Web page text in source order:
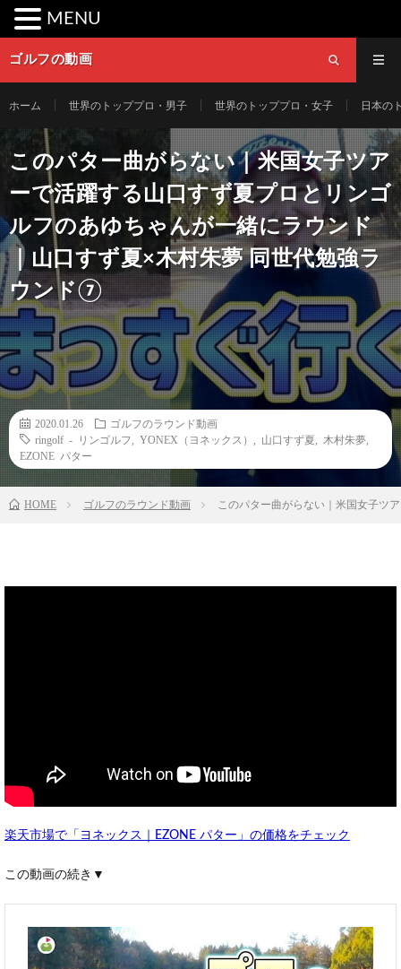
ゴルフの動画
ホーム 世界のトッププロ・男子 世界のトッププロ・女子 日本の
このパター曲がらない｜米国女子ツア
ーで活躍する山口すず夏プロとリンゴ
ルフのあゆちゃんが一緒にラウンド
｜山口すず夏×木村朱夢 同世代勉強ラ
ウンド⑦
2020.01.26
ゴルフのラウンド動画
ringolf - リンゴルフ
YONEX（ヨネックス） 山口すず夏 木村朱夢
EZONE パター
HOME ゴルフのラウンド動画 このパター曲がらない｜米国女子ツ
楽天市場で「ヨネックス｜EZONE パター」の価格をチェック
この動画の続き▼
MENU